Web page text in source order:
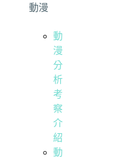
動漫
動
漫
分
析
考
察
介
紹
動